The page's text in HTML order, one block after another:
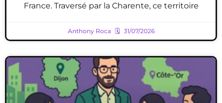
France. Traversé par la Charente, ce territoire
Anthony Roca 31/07/2026